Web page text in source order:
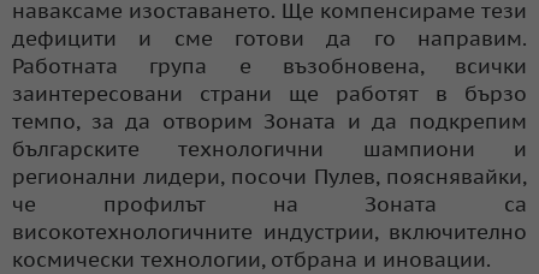
наваксаме изоставането. Ще компенсираме тези
дефицити и сме готови да го направим.
Работната група е възобновена, всички
заинтересовани страни ще работят в бързо
темпо, за да отворим Зоната и да подкрепим
българските технологични шампиони и
регионални лидери, посочи Пулев, пояснявайки,
че профилът на Зоната са
високотехнологичните индустрии, включително
космически технологии, отбрана и иновации.